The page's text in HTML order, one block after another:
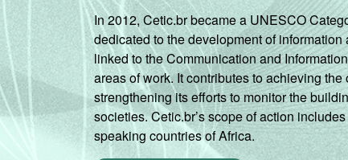
In 2012, Cetic.br became a UNESCO
dedicated to the development of
linked to the Communication and
areas of work. It contributes to achieving
strengthening its efforts to monitor the
societies. Cetic.br’s scope of action
speaking countries of Africa.